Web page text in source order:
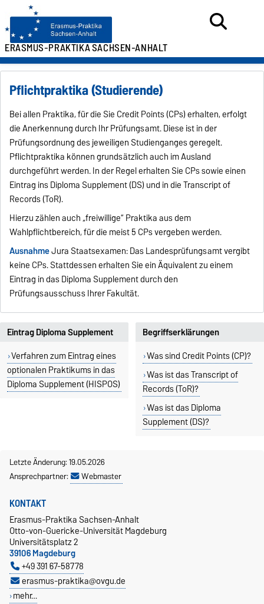
ERASMUS-PRAKTIKASACHSEN-ANHALT
Pflichtpraktika (Studierende)
Bei allen Praktika, für die Sie Credit Points (CPs) erhalten, erfolgt
die Anerkennung durch Ihr Prüfungsamt. Diese ist in der
Prüfungsordnung des jeweiligen Studienganges geregelt.
Pflichtpraktika können grundsätzlich auch im Ausland
durchgeführt werden. In der Regel erhalten Sie CPs sowie einen
Eintrag ins Diploma Supplement (DS) und in die Transcript of
Records (ToR).
Hierzu zählen auch „freiwillige“ Praktika aus dem
Wahlpflichtbereich, für die meist 5 CPs vergeben werden.
AusnahmeJura Staatsexamen: Das Landesprüfungsamt vergibt
keine CPs. Stattdessen erhalten Sie ein Äquivalent zu einem
Eintrag in das Diploma Supplement durch den
Prüfungsausschuss Ihrer Fakultät.
Begriffserklärungen
Was sind Credit Points (CP)?
Was ist das Transcript of
Records (ToR)?
Was ist das Diploma
Supplement (DS)?
Eintrag Diploma Supplement
Verfahren zum Eintrag eines
optionalen Praktikums in das
Diploma Supplement (HISPOS)
Letzte Änderung: 19.05.2026
Ansprechpartner:
Webmaster
KONTAKT
Erasmus-Praktika Sachsen-Anhalt
Otto-von-Guericke-Universität Magdeburg
Universitätsplatz 2
39106 Magdeburg
+49 391 67-58778
erasmus-praktika@ovgu.de
mehr…